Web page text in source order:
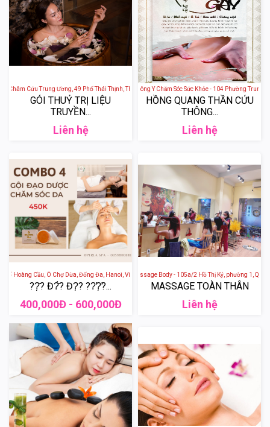
Châm Cứu Trung Ương, 49 Phố Thái Thịnh, Thịnh Quang, Đống Đa, Hà Nội, Việt Nam
GÓI THUỶ TRỊ LIỆU
TRUYỀN...
Liên hệ
Hoa Mộc Tâm An - Spa Đông Y Chăm Sóc Sức Khỏe - 104 Phường Trung
HỒNG QUANG THẦN CỨU
THÔNG...
Liên hệ
Hoàng Cầu, Ô Chợ Dừa, Đống Đa, Hanoi, Vietnam
??̣̂? Đ?̂̀? Đ?̣? ??̛?̛̣?...
400,000Đ - 600,000Đ
Gội Đầu Dưỡng Sinh Massage Body - 105a/2 Hồ Thị Kỷ, phường 1, Quận
MASSAGE TOÀN THÂN
Liên hệ